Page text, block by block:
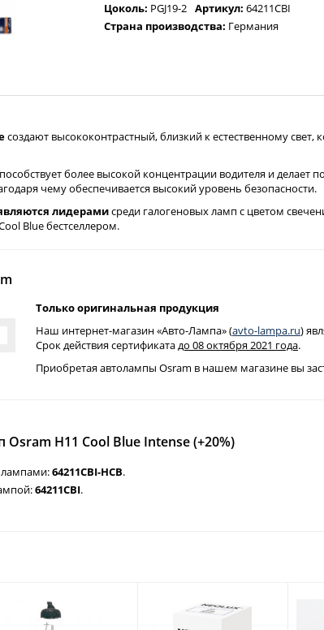
Цоколь: PGJ19-2 Артикул:64211CBI
Страна производства: Германия
создают высококонтрастный, близкий к естественному
более высокой концентрации водителя и
чему обеспечивается высокий уровень безопасности.
лидерамисреди галогеновых ламп с цветом
Blue бестселлером.
Только оригинальная продукция
Наш интернет-магазин «Авто-Лампа» (avto-lampa.ru)
Срок действия сертификатадо 08 октября 2021 года.
Приобретая автолампы Osram в нашем магазине вы
H11 Cool Blue Intense (+20%)
лампами:64211CBI-HCB.
64211CBI.